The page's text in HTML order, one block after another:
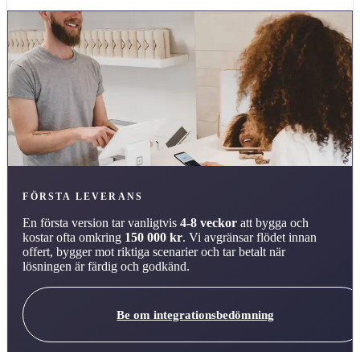
FÖRSTA LEVERANS
En första version tar vanligtvis4-8 veckor att bygga och
kostar ofta omkring 150 000 kr. Vi avgränsar flödet innan
offert, bygger mot riktiga scenarier och tar betalt när
lösningen är färdig och godkänd.
Be om integrationsbedömning